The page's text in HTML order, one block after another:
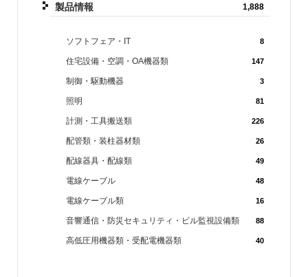
製品情報 1,888
ソフトフェア・IT 8
住宅設備・空調・OA機器類 147
制御・駆動機器 3
照明 81
計測・工具搬送類 226
配管類・装柱器材類 26
配線器具・配線類 49
電線ケーブル 48
電線ケーブル類 16
音響通信・防災セキュリティ・ビル監視設備類 88
高低圧用機器類・受配電機器類 40